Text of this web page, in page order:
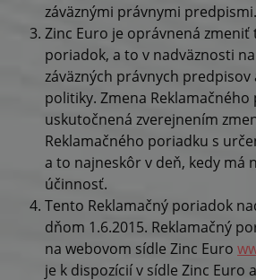
záväznými právnymi predpismi.
Zinc Euro je oprávnená zmeniť
poriadok, a to v nadväznosti
záväzných právnych
politiky. Zmena
uskutočnená zverejnením
Reklamačného poriadku s
a to najneskôr v deň, kedy má
účinnosť.
Tento Reklamačný poriadok
dňom 1.6.2015. Reklamačný
na webovom sídle Zinc Euro
je k dispozícií v sídle Zinc Euro